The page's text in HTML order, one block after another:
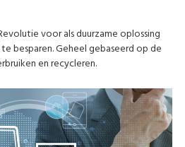
voor als duurzame oplossing
besparen. Geheel gebaseerd op de
en recycleren.